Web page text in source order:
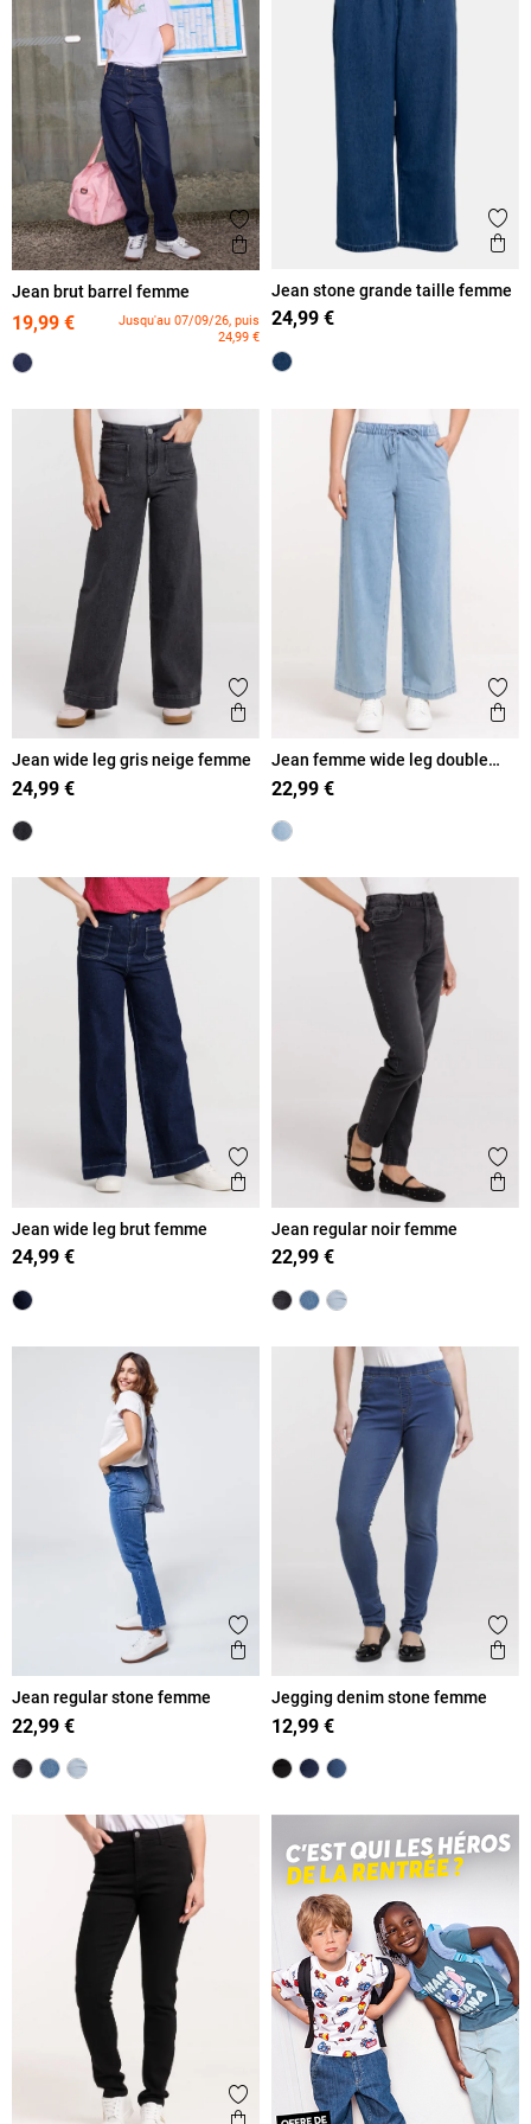
Ajouter aux favoris
Aperçu rapide
Jean brut barrel femme
19,99 €
Jusqu'au 07/09/26, puis
24,99 €
Jean stone grande taille femme
24,99 €
Ajouter aux favoris
Aperçu rapide
Jean wide leg gris neige femme
24,99 €
Jean femme wide leg double
stone
22,99 €
Ajouter aux favoris
Aperçu rapide
Jean wide leg brut femme
24,99 €
Jean regular noir femme
22,99 €
Ajouter aux favoris
Aperçu rapide
Jean regular stone femme
22,99 €
Jegging denim stone femme
12,99 €
Ajouter aux favoris